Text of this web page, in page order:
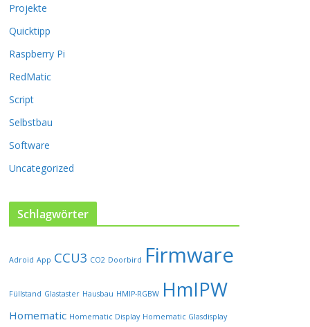
n
u
f
e
r
r
d
u
e
t
e
w
Projekte
Quicktipp
Raspberry Pi
RedMatic
Script
Selbstbau
Software
Uncategorized
Schlagwörter
Adroid App CCU3 CO2 Doorbird Firmware
Füllstand Glastaster Hausbau HMIP-RGBW HmIPW
Homematic Homematic Display Homematic Glasdisplay